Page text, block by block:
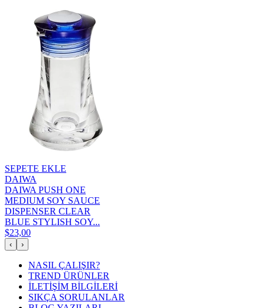
SEPETE EKLE
DAIWA
DAIWA PUSH ONE
MEDIUM SOY SAUCE
DISPENSER CLEAR
BLUE STYLISH SOY...
$23,00
‹ ›
NASIL ÇALIŞIR?
TREND ÜRÜNLER
İLETİŞİM BİLGİLERİ
SIKÇA SORULANLAR